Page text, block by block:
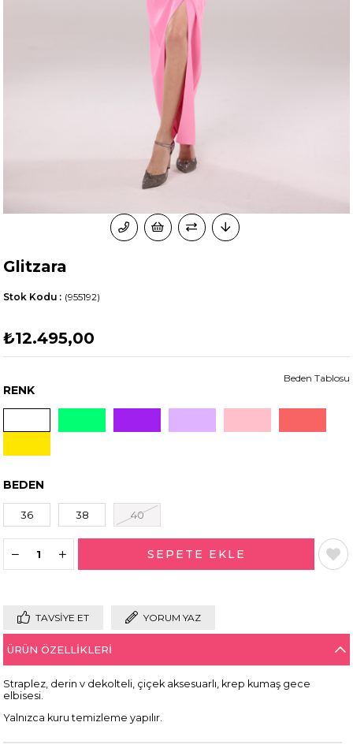
Glitzara
(955192)
Stok Kodu
₺12.495,00
RENK
BEDEN
36 38 40
Beden Tablosu
TAVSIYE ET YORUM YAZ
ÜRÜN ÖZELLIKLERI
Straplez, derin v dekolteli, çiçek aksesuarlı, krep kumaş gece
elbisesi.
Yalnızca kuru temizleme yapılır.